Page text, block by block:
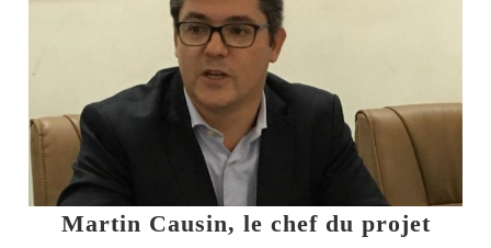
Martin Causin, le chef du projet